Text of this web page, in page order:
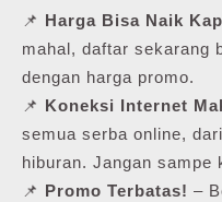
📌 Harga Bisa Naik
mahal, daftar sekarang
dengan harga promo.
📌 Koneksi Internet
semua serba online,
hiburan. Jangan sampe
📌 Promo Terbatas! –